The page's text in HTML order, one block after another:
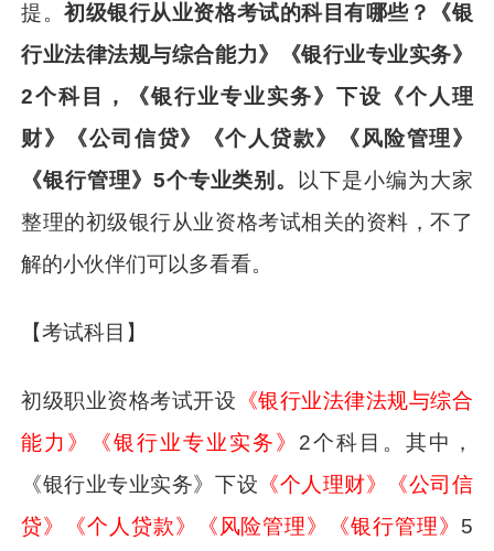
提。初级银行从业资格考试的科目有哪些？《银
行业法律法规与综合能力》《银行业专业实务》
2个科目，《银行业专业实务》下设《个人理
财》《公司信贷》《个人贷款》《风险管理》
《银行管理》5个专业类别。 以下是小编为大家
整理的初级银行从业资格考试相关的资料，不了
解的小伙伴们可以多看看。
【考试科目】
初级职业资格考试开设 《银行业法律法规与综合
能力》《银行业专业实务》 2个科目。其中，
《银行业专业实务》下设 《个人理财》《公司信
贷》《个人贷款》《风险管理》《银行管理》 5